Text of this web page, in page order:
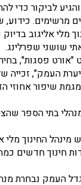
לביקור כדי
מרשימים. כידוע,
מלי אליגוב
שושני שפרלינג.
פסגות",
העמק",
שיפור אחוזי
בתי הספר
החינוך
חינוך חדשים
העמק נבחרת